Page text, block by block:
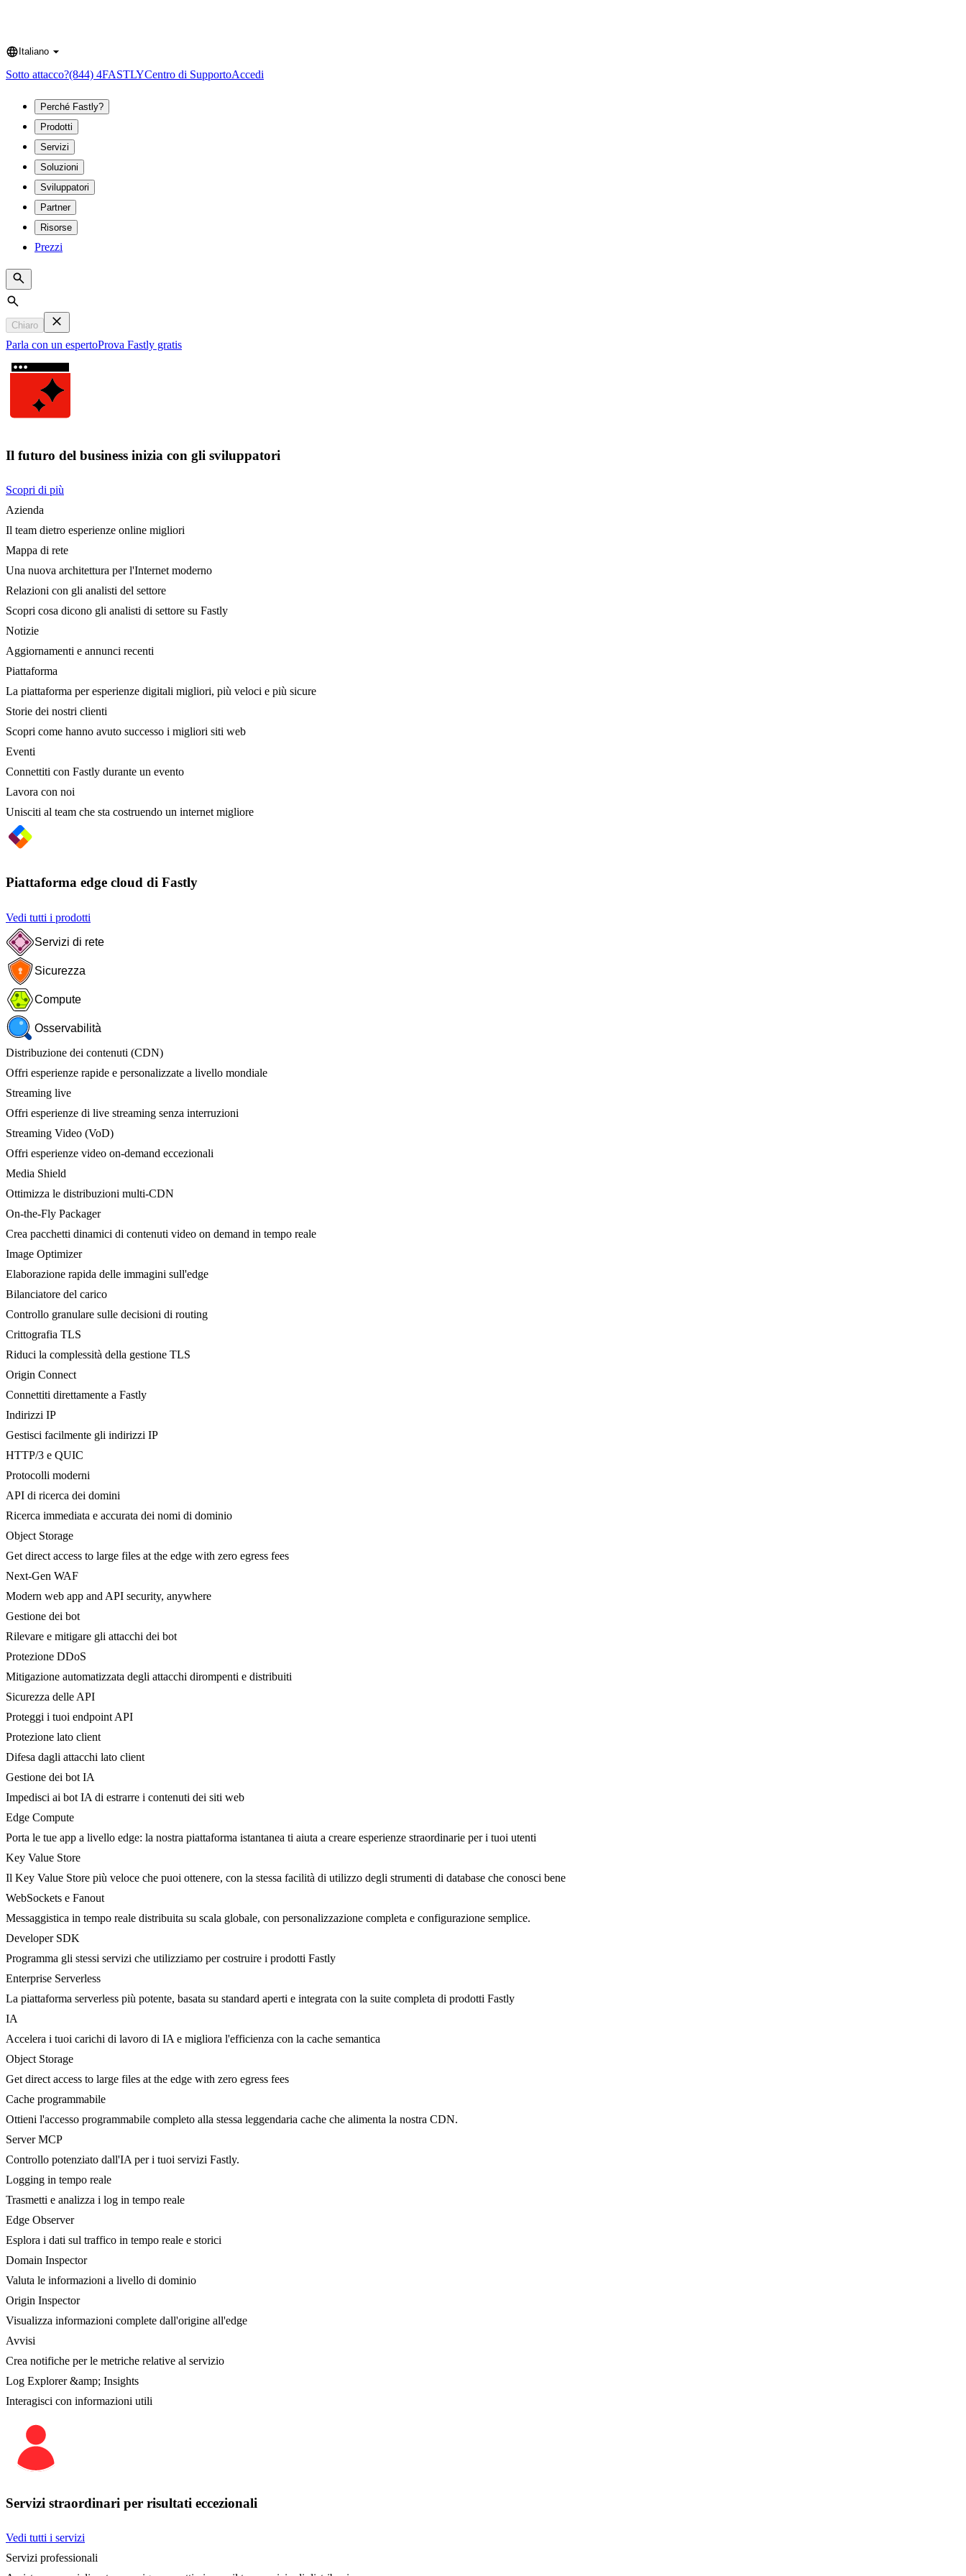
Language
Italiano
Sotto attacco?(844) 4FASTLYCentro di SupportoAccedi
Perché Fastly?
Prodotti
Servizi
Soluzioni
Sviluppatori
Partner
Risorse
Prezzi
Search
Chiaro
Parla con un espertoProva Fastly gratis
Il futuro del business inizia con gli sviluppatori
Scopri di più
Azienda
Il team dietro esperienze online migliori
Mappa di rete
Una nuova architettura per l'Internet moderno
Relazioni con gli analisti del settore
Scopri cosa dicono gli analisti di settore su Fastly
Notizie
Aggiornamenti e annunci recenti
Piattaforma
La piattaforma per esperienze digitali migliori, più veloci e più sicure
Storie dei nostri clienti
Scopri come hanno avuto successo i migliori siti web
Eventi
Connettiti con Fastly durante un evento
Lavora con noi
Unisciti al team che sta costruendo un internet migliore
Piattaforma edge cloud di Fastly
Vedi tutti i prodotti
Servizi di rete
Sicurezza
Compute
Osservabilità
Distribuzione dei contenuti (CDN)
Offri esperienze rapide e personalizzate a livello mondiale
Streaming live
Offri esperienze di live streaming senza interruzioni
Streaming Video (VoD)
Offri esperienze video on-demand eccezionali
Media Shield
Ottimizza le distribuzioni multi-CDN
On-the-Fly Packager
Crea pacchetti dinamici di contenuti video on demand in tempo reale
Image Optimizer
Elaborazione rapida delle immagini sull'edge
Bilanciatore del carico
Controllo granulare sulle decisioni di routing
Crittografia TLS
Riduci la complessità della gestione TLS
Origin Connect
Connettiti direttamente a Fastly
Indirizzi IP
Gestisci facilmente gli indirizzi IP
HTTP/3 e QUIC
Protocolli moderni
API di ricerca dei domini
Ricerca immediata e accurata dei nomi di dominio
Object Storage
Get direct access to large files at the edge with zero egress fees
Next-Gen WAF
Modern web app and API security, anywhere
Gestione dei bot
Rilevare e mitigare gli attacchi dei bot
Protezione DDoS
Mitigazione automatizzata degli attacchi dirompenti e distribuiti
Sicurezza delle API
Proteggi i tuoi endpoint API
Protezione lato client
Difesa dagli attacchi lato client
Gestione dei bot IA
Impedisci ai bot IA di estrarre i contenuti dei siti web
Edge Compute
Porta le tue app a livello edge: la nostra piattaforma istantanea ti aiuta a creare esperienze straordinarie per i tuoi utenti
Key Value Store
Il Key Value Store più veloce che puoi ottenere, con la stessa facilità di utilizzo degli strumenti di database che conosci bene
WebSockets e Fanout
Messaggistica in tempo reale distribuita su scala globale, con personalizzazione completa e configurazione semplice.
Developer SDK
Programma gli stessi servizi che utilizziamo per costruire i prodotti Fastly
Enterprise Serverless
La piattaforma serverless più potente, basata su standard aperti e integrata con la suite completa di prodotti Fastly
IA
Accelera i tuoi carichi di lavoro di IA e migliora l'efficienza con la cache semantica
Object Storage
Get direct access to large files at the edge with zero egress fees
Cache programmabile
Ottieni l'accesso programmabile completo alla stessa leggendaria cache che alimenta la nostra CDN.
Server MCP
Controllo potenziato dall'IA per i tuoi servizi Fastly.
Logging in tempo reale
Trasmetti e analizza i log in tempo reale
Edge Observer
Esplora i dati sul traffico in tempo reale e storici
Domain Inspector
Valuta le informazioni a livello di dominio
Origin Inspector
Visualizza informazioni complete dall'origine all'edge
Avvisi
Crea notifiche per le metriche relative al servizio
Log Explorer &amp; Insights
Interagisci con informazioni utili
Servizi straordinari per risultati eccezionali
Vedi tutti i servizi
Servizi professionali